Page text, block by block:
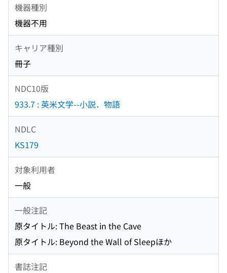
機器種別
機器不用
キャリア種別
冊子
NDC10版
933.7 : 英米文学--小説．物語
NDLC
KS179
対象利用者
一般
一般注記
原タイトル: The Beast in the Cave
原タイトル: Beyond the Wall of Sleepほか
書誌注記